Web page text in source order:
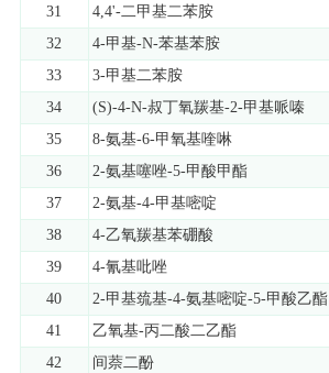
31 4,4'-二甲基二苯胺
32
4-甲基-N-苯基苯胺
33
3-甲基二苯胺
34
(S)-4-N-叔丁氧羰基-2-甲基哌嗪
35
8-氨基-6-甲氧基喹啉
36
2-氨基噻唑-5-甲酸甲酯
37
2-氨基-4-甲基嘧啶
38
4-乙氧羰基苯硼酸
39
4-氰基吡唑
40
2-甲基巯基-4-氨基嘧啶-5-甲酸乙酯
41
乙氧基-丙二酸二乙酯
42
间萘二酚